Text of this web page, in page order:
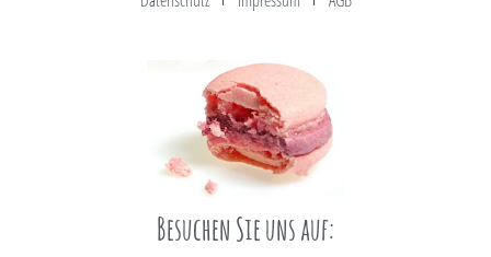
Besuchen Sie uns auf: